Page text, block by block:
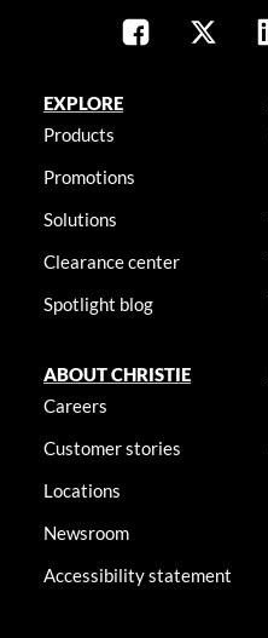
EXPLORE
Products
Promotions
Solutions
Clearance center
Spotlight blog
ABOUT CHRISTIE
Careers
Customer stories
Locations
Newsroom
Accessibility statement